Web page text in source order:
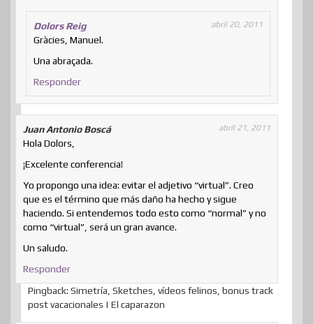
Dolors Reig abril 20, 2011
Gràcies, Manuel.
Una abraçada.
Responder
Juan Antonio Boscá abril 21, 2011
Hola Dolors,
¡Excelente conferencia!
Yo propongo una idea: evitar el adjetivo “virtual”. Creo
que es el término que más daño ha hecho y sigue
haciendo. Si entendemos todo esto como “normal” y no
como “virtual”, será un gran avance.
Un saludo.
Responder
Pingback: Simetría, Sketches, vídeos felinos, bonus track
post vacacionales | El caparazon